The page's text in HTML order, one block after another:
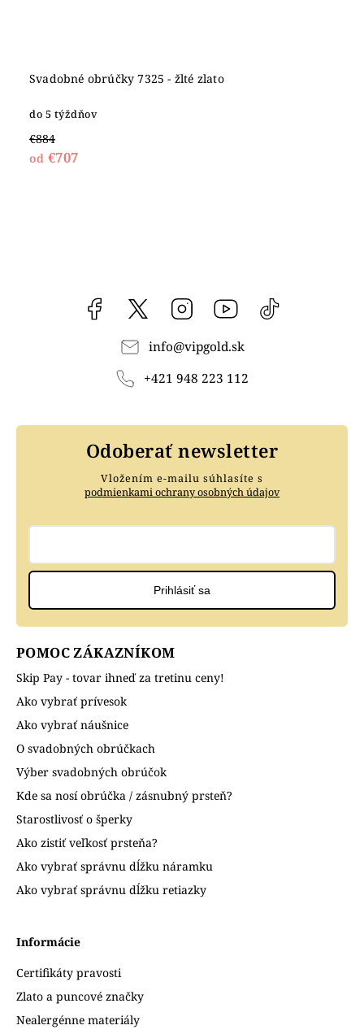
Svadobné obrúčky 7325 - žlté zlato
do 5 týždňov
€884
od €707
Facebook vipgoldsk Instagram YouTube
info@vipgold.sk
+421 948 223 112
POMOC ZÁKAZNÍKOM
Skip Pay - tovar ihneď za tretinu ceny!
Ako vybrať prívesok
Ako vybrať náušnice
O svadobných obrúčkach
Výber svadobných obrúčok
Kde sa nosí obrúčka / zásnubný prsteň?
Starostlivosť o šperky
Ako zistiť veľkosť prsteňa?
Ako vybrať správnu dĺžku náramku
Ako vybrať správnu dĺžku retiazky
Informácie
Certifikáty pravosti
Zlato a puncové značky
Nealergénne materiály
Odoberať newsletter
Vložením e-mailu súhlasíte s
podmienkami ochrany osobných údajov
Prihlásiť sa